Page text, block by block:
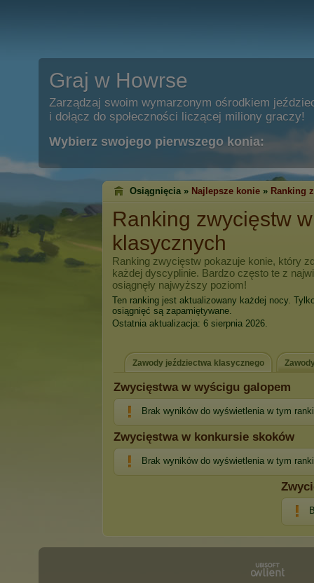
Graj w Howrse
Zarządzaj swoim wymarzonym ośrodkiem
i dołącz do społeczności liczącej miliony graczy!
Wybierz swojego pierwszego konia:
Osiągnięcia » Najlepsze konie » Ranking
Ranking zwycięstw
klasycznych
Ranking zwycięstw pokazuje konie, który
każdej dyscyplinie. Bardzo często te z
osiągnęły najwyższy poziom!
Ten ranking jest aktualizowany każdej nocy.
osiągnięć są zapamiętywane.
Ostatnia aktualizacja: 6 sierpnia 2026.
Zawody jeździectwa klasycznego
Zwycięstwa w wyścigu galopem
Brak wyników do wyświetlenia w tym
Zwycięstwa w konkursie skoków
Brak wyników do wyświetlenia w tym